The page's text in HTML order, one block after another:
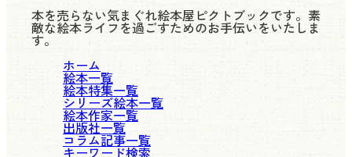
本を売らない気まぐれ絵本屋ピクトブックです。素
敵な絵本ライフを過ごすためのお手伝いをいたしま
す。
ホーム
絵本一覧
絵本特集一覧
シリーズ絵本一覧
絵本作家一覧
出版社一覧
コラム記事一覧
キーワード検索